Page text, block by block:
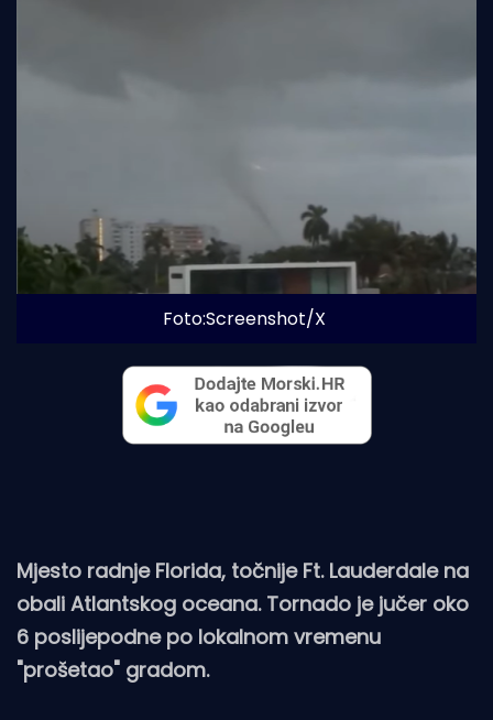
Foto:Screenshot/X
Mjesto radnje Florida, točnije Ft. Lauderdale na
obali Atlantskog oceana. Tornado je jučer oko
6 poslijepodne po lokalnom vremenu
"prošetao" gradom.